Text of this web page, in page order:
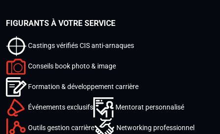
FIGURANTS À VOTRE SERVICE
Castings vérifiés CIS anti-arnaques
Conseils book photo & image
Formation & développement carrière
Événements exclusifs Mentorat personnalisé
Outils gestion carrière Networking professionnel